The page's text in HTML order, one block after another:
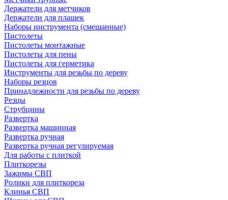
Держатели для метчиков
Держатели для плашек
Наборы инструмента (смешанные)
Пистолеты
Пистолеты монтажные
Пистолеты для пены
Пистолеты для герметика
Инструменты для резьбы по дереву
Наборы резцов
Принадлежности для резьбы по дереву
Резцы
Струбцины
Развертка
Развертка машинная
Развертка ручная
Развертка ручная регулируемая
Для работы с плиткой
Плиткорезы
Зажимы СВП
Ролики для плиткореза
Клинья СВП